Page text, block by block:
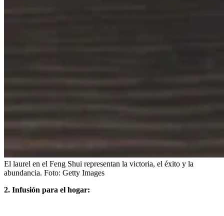
El laurel en el Feng Shui representan la victoria, el éxito y la
abundancia. Foto: Getty Images
2. Infusión para el hogar: